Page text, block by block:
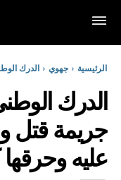
الرئيسية جهوي
الدرك
الدرك
جريمة قتل
عليه وحرقها